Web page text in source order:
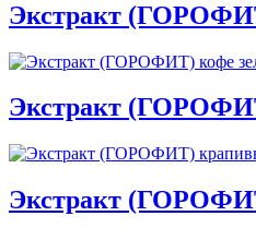
Экстракт
Экстракт
Экстракт